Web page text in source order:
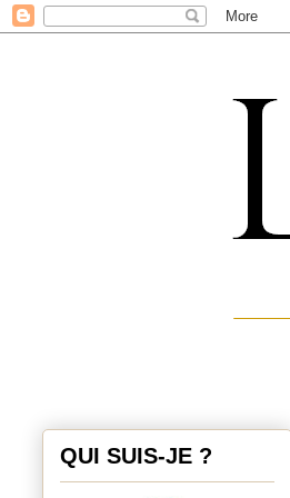
QUI SUIS-JE ?